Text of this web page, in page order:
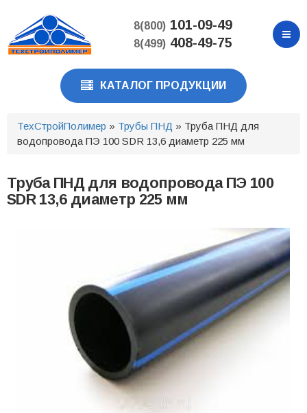
основному
содержанию
8(800)101-09-49
8(499)408-49-75
КАТАЛОГ ПРОДУКЦИИ
ТехСтройПолимер » Трубы ПНД » Труба ПНД для
водопровода ПЭ 100 SDR 13,6 диаметр 225 мм
Труба ПНД для водопровода ПЭ 100
SDR 13,6 диаметр 225 мм